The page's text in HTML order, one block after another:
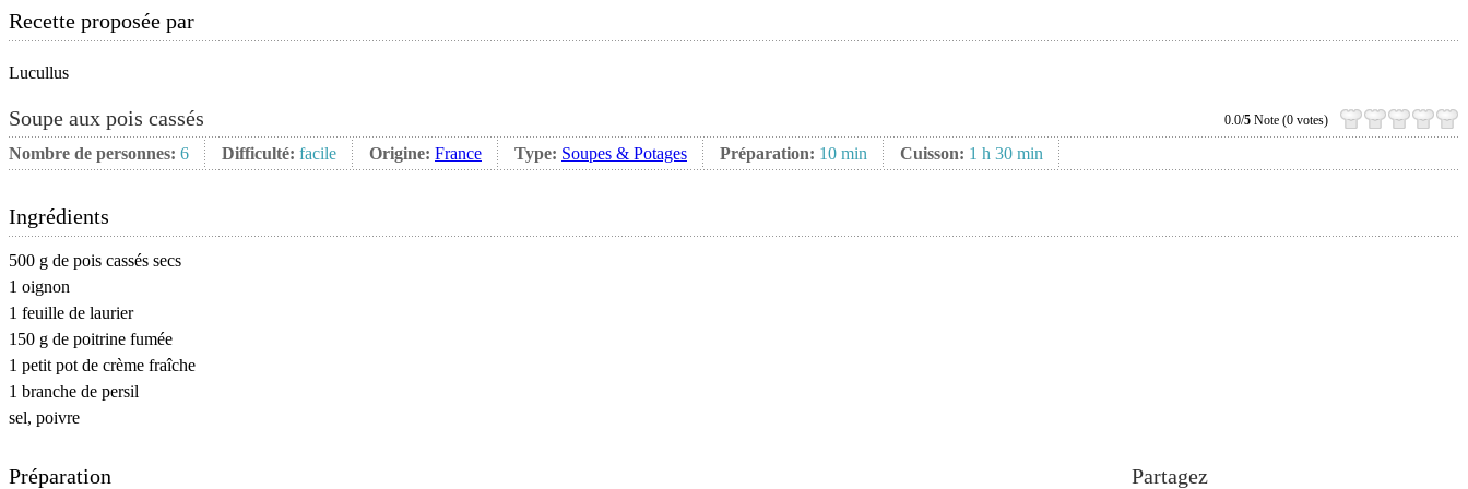
Recette proposée par
Lucullus
Soupe aux pois cassés 0.0/5 Note (0 votes)
Nombre de personnes: 6 Difficulté: facile Origine: France Type: Soupes & Potages Préparation: 10 min Cuisson: 1 h 30 min
Ingrédients
500 g de pois cassés secs
1 oignon
1 feuille de laurier
150 g de poitrine fumée
1 petit pot de crème fraîche
1 branche de persil
sel, poivre
Partagez
Préparation